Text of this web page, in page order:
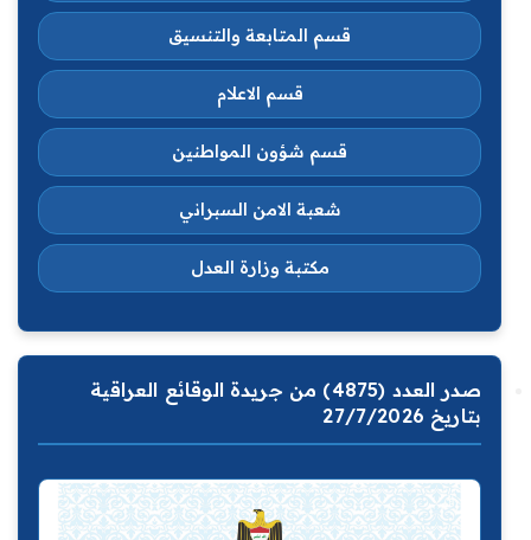
قسم المتابعة والتنسيق
قسم الاعلام
قسم شؤون المواطنين
شعبة الامن السبراني
مكتبة وزارة العدل
صدر العدد (4875) من جريدة الوقائع العراقية
بتاريخ 27/7/2026